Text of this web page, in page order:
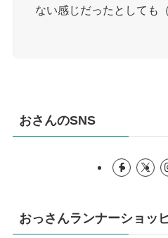
ない感じだったとしても（
おさんのSNS
おっさんランナーショッ